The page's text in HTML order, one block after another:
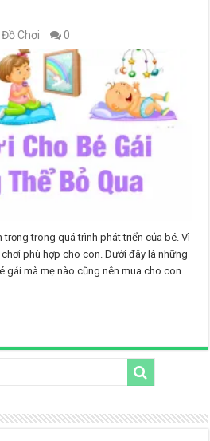
Đồ Chơi 0
trong quá trình phát triển của bé. Vì
phù hợp cho con. Dưới đây là những
gái mà mẹ nào cũng nên mua cho con.